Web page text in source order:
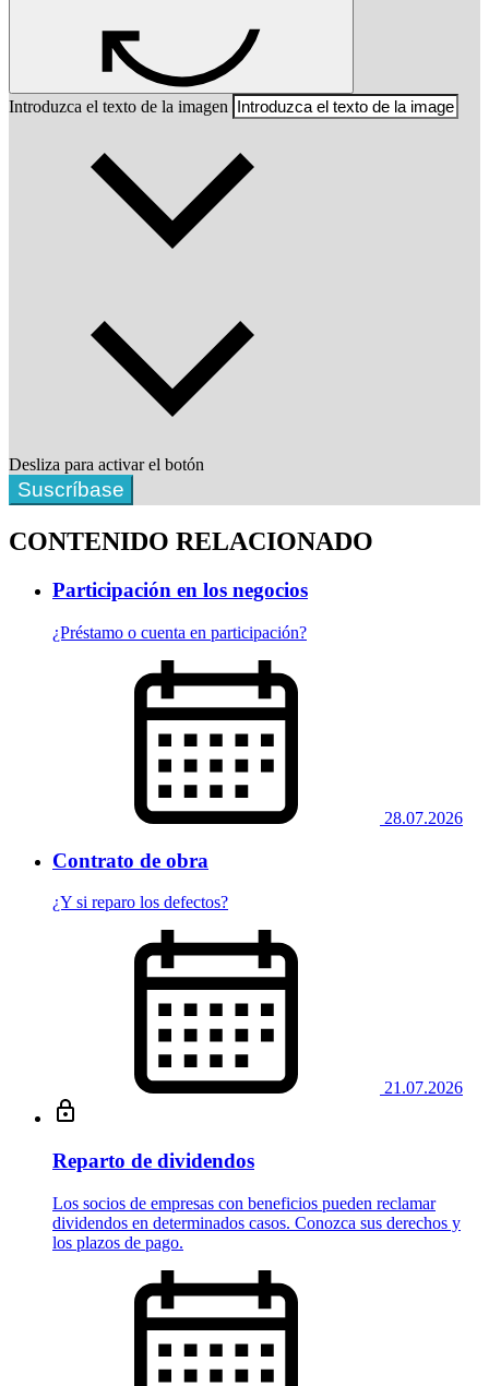
Introduzca el texto de la imagen
Desliza para activar el botón
Suscríbase
CONTENIDO RELACIONADO
Participación en los negocios
¿Préstamo o cuenta en participación?
28.07.2026
Contrato de obra
¿Y si reparo los defectos?
21.07.2026
Reparto de dividendos
Los socios de empresas con beneficios pueden reclamar
dividendos en determinados casos. Conozca sus derechos y
los plazos de pago.